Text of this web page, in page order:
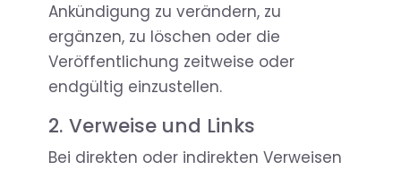
Ankündigung zu verändern, zu
ergänzen, zu löschen oder die
Veröffentlichung zeitweise oder
endgültig einzustellen.
2. Verweise und Links
Bei direkten oder indirekten Verweisen